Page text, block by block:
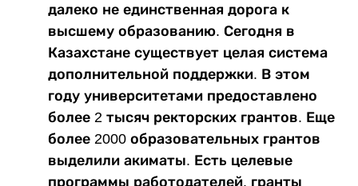
далеко не единственная дорога к
высшему образованию. Сегодня в
Казахстане существует целая система
дополнительной поддержки. В этом
году университетами предоставлено
более 2 тысяч ректорских грантов. Еще
более 2000 образовательных грантов
выделили акиматы. Есть целевые
программы работодателей, гранты